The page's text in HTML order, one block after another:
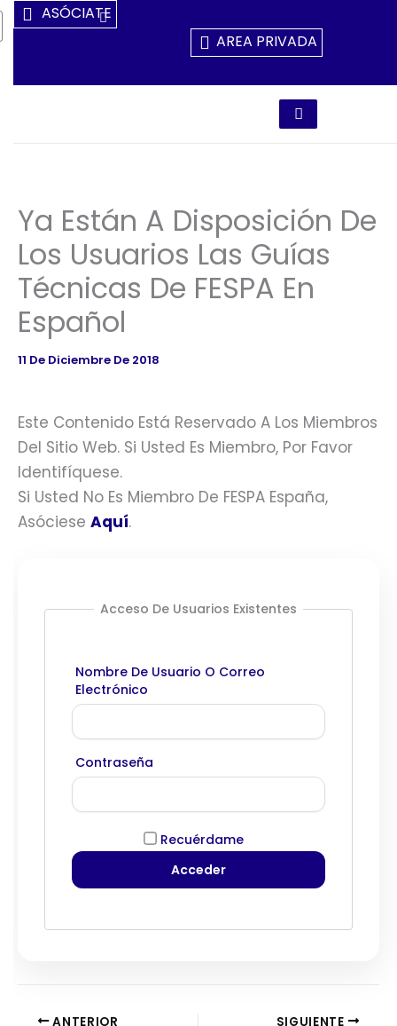
Ir
Al
ASÓCIATE
AREA PRIVADA
Ya Están A Disposición De
Los Usuarios Las Guías
Técnicas De FESPA En
Español
11 De Diciembre De 2018
Este Contenido Está Reservado A Los Miembros
Del Sitio Web. Si Usted Es Miembro, Por Favor
Identifíquese.
Si Usted No Es Miembro De FESPA España,
Asóciese Aquí.
Acceso De Usuarios Existentes
Nombre De Usuario O Correo
Electrónico
Contraseña
Recuérdame
ANTERIOR SIGUIENTE